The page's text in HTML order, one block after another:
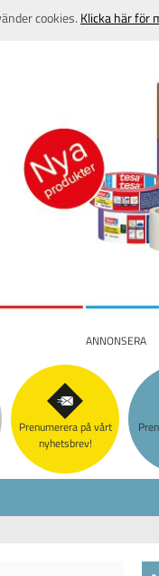
ANNONSERA
Prenumerera på vårt
nyhetsbrev!
cookies. Klicka här för